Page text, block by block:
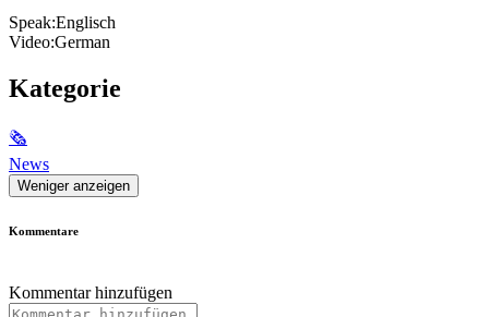
Speak:Englisch
Video:German
Kategorie
🗞
News
Weniger anzeigen
Kommentare
Kommentar hinzufügen